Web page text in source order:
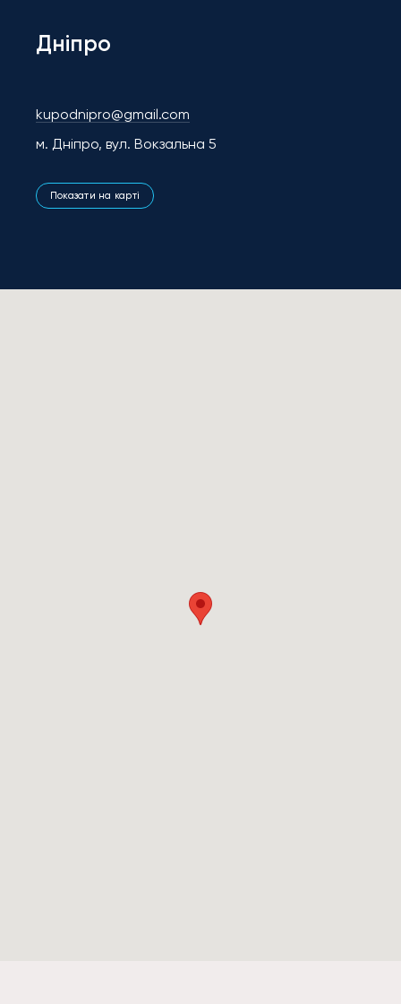
Дніпро
kupodnipro@gmail.com
м. Дніпро, вул. Вокзальна 5
Показати на карті